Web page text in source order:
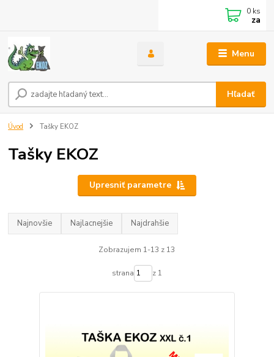
Menu
Hľadať
0 ks
za
Úvod Tašky EKOZ
Tašky EKOZ
Upresniť parametre
Najnovšie Najlacnejšie Najdrahšie
Zobrazujem 1-13 z 13
strana z 1